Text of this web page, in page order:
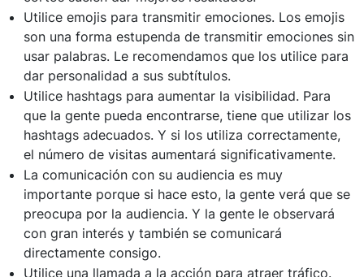
Utilice emojis para transmitir emociones. Los emojis
son una forma estupenda de transmitir emociones sin
usar palabras. Le recomendamos que los utilice para
dar personalidad a sus subtítulos.
Utilice hashtags para aumentar la visibilidad. Para
que la gente pueda encontrarse, tiene que utilizar los
hashtags adecuados. Y si los utiliza correctamente,
el número de visitas aumentará significativamente.
La comunicación con su audiencia es muy
importante porque si hace esto, la gente verá que se
preocupa por la audiencia. Y la gente le observará
con gran interés y también se comunicará
directamente consigo.
Utilice una llamada a la acción para atraer tráfico.